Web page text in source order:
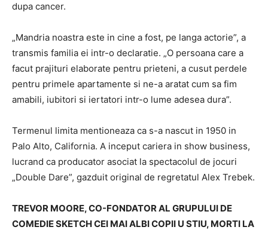
dupa cancer.
„Mandria noastra este in cine a fost, pe langa actorie”, a
transmis familia ei intr-o declaratie. „O persoana care a
facut prajituri elaborate pentru prieteni, a cusut perdele
pentru primele apartamente si ne-a aratat cum sa fim
amabili, iubitori si iertatori intr-o lume adesea dura”.
Termenul limita mentioneaza ca s-a nascut in 1950 in
Palo Alto, California. A inceput cariera in show business,
lucrand ca producator asociat la spectacolul de jocuri
„Double Dare”, gazduit original de regretatul Alex Trebek.
TREVOR MOORE, CO-FONDATOR AL GRUPULUI DE
COMEDIE SKETCH CEI MAI ALBI COPII U STIU, MORTI LA